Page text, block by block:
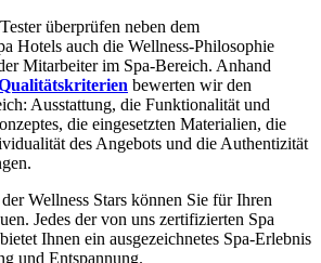
überprüfen neben dem
Hotels auch die Wellness-Philosophie
Mitarbeiter im Spa-Bereich. Anhand
bewerten wir den
Ausstattung, die Funktionalität und
die eingesetzten Materialien, die
des Angebots und die Authentizität
Wellness Stars können Sie für Ihren
Jedes der von uns zertifizierten Spa
Ihnen ein ausgezeichnetes Spa-Erlebnis
und Entspannung.